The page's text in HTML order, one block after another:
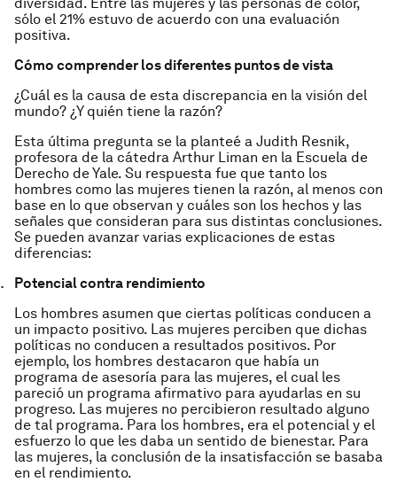
sólo el 21% estuvo de acuerdo con una evaluación
positiva.
Cómo comprender los diferentes puntos de vista
¿Cuál es la causa de esta discrepancia en la visión del
mundo? ¿Y quién tiene la razón?
Esta última pregunta se la planteé a Judith Resnik,
profesora de la cátedra Arthur Liman en la Escuela de
Derecho de Yale. Su respuesta fue que tanto los
hombres como las mujeres tienen la razón, al menos con
base en lo que observan y cuáles son los hechos y las
señales que consideran para sus distintas conclusiones.
Se pueden avanzar varias explicaciones de estas
diferencias:
Potencial contra rendimiento
Los hombres asumen que ciertas políticas conducen a
un impacto positivo. Las mujeres perciben que dichas
políticas no conducen a resultados positivos. Por
ejemplo, los hombres destacaron que había un
programa de asesoría para las mujeres, el cual les
pareció un programa afirmativo para ayudarlas en su
progreso. Las mujeres no percibieron resultado alguno
de tal programa. Para los hombres, era el potencial y el
esfuerzo lo que les daba un sentido de bienestar. Para
las mujeres, la conclusión de la insatisfacción se basaba
en el rendimiento.